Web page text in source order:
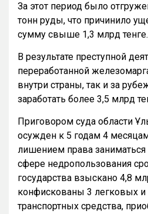
За этот период было
тонн руды, что причинило
сумму свыше 1,3 млрд тенге.
В результате преступной
переработанной
внутри страны, так и за
заработать более 3,5 млрд
Приговором суда области
осужден к 5 годам 4
лишением права
сфере недропользования
государства взыскано 4,8
конфискованы 3 легковых
транспортных средства,